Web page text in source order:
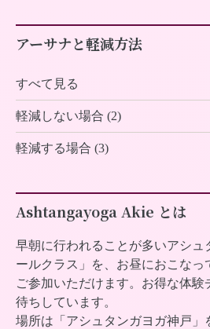
アーサナと軽減方法
すべて見る
軽減しない場合 (2)
軽減する場合 (3)
Ashtangayoga Akie とは
早朝に行われることが多いアシュ
ールクラス」を、お昼におこなっ
ご参加いただけます。お得な体験
待ちしています。
場所は「アシュタンガヨガ神戸」